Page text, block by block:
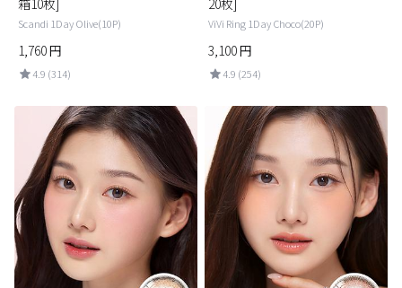
箱10枚]
Scandi 1Day Olive(10P)
1,760円
4.9 (314)
20枚]
ViVi Ring 1Day Choco(20P)
3,100円
4.9 (254)